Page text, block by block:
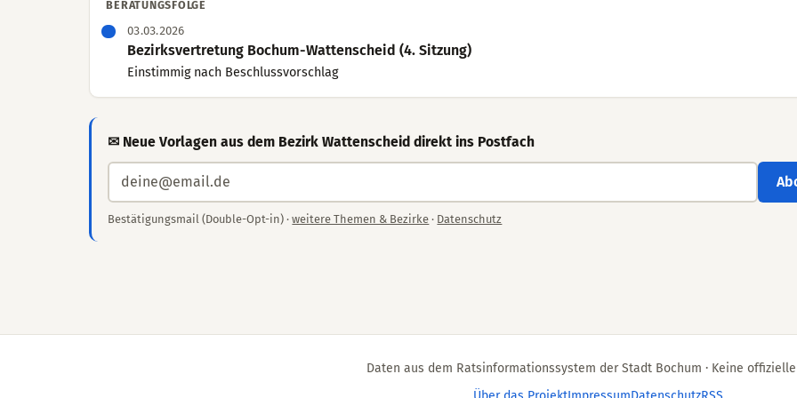
BERATUNGSFOLGE
03.03.2026
Bezirksvertretung Bochum-Wattenscheid (4. Sitzung)
Einstimmig nach Beschlussvorschlag
✉ Neue Vorlagen aus dem Bezirk Wattenscheid direkt ins Postfach
Bestätigungsmail (Double-Opt-in) ·weitere Themen & Bezirke · Datenschutz
Daten aus dem Ratsinformationssystem der Stadt Bochum · Keine